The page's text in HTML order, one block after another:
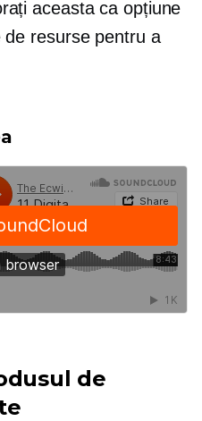
aceasta ca opțiune
resurse pentru a
de